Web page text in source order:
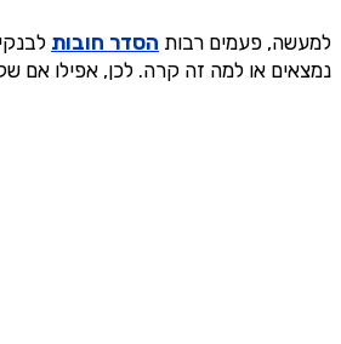
למעשה, פעמים רבות הסדר חובות
נמצאים או למה זה קרה. לכן, אפילו אם